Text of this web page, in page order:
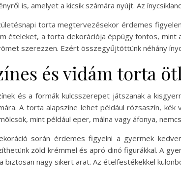
is, amelyet a kicsik számára nyújt. Az
torta megtervezésekor érdemes
ételeket, a torta dekorációja éppúgy fontos,
szerezzen. Ezért összegyűjtöttünk néhány
és vidám torta
és a formák kulcsszerepet játszanak a
A torta alapszíne lehet például rózsaszín,
mint például eper, málna vagy áfonya,
során érdemes figyelni a gyermek
zöld krémmel és apró dinó figurákkal. A
biztosan nagy sikert arat. Az ételfestékekkel